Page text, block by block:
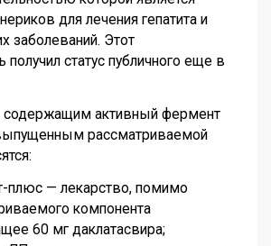
для лечения гепатита и
заболеваний. Этот
получил статус публичного еще в
содержащим активный фермент
рассматриваемой
плюс — лекарство, помимо
компонента
60 мг даклатасвира;